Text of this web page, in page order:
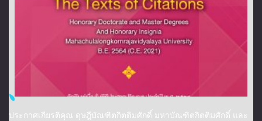
ประกาศเกียรติคุณ ดุษฎีบัณฑิตกิตติมศักดิ์ มหาบัณฑิตกิตติมศักดิ์ และ